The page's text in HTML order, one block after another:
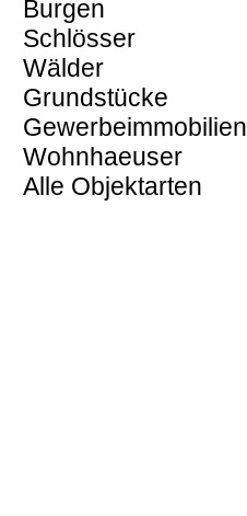
Burgen
Schlösser
Wälder
Grundstücke
Gewerbeimmobilien
Wohnhaeuser
Alle Objektarten